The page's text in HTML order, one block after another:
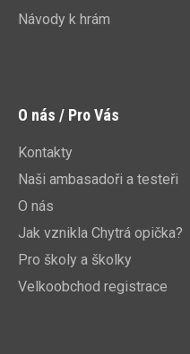
Návody k hrám
O nás / Pro Vás
Kontakty
Naši ambasadoři a testeři
O nás
Jak vznikla Chytrá opička?
Pro školy a školky
Velkoobchod registrace